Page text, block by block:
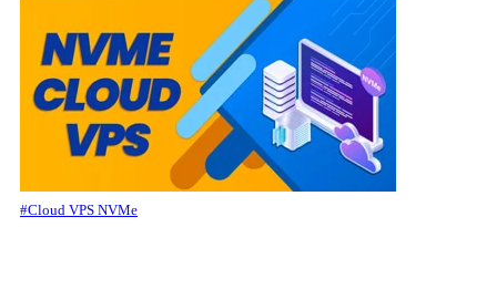
#Cloud VPS NVMe